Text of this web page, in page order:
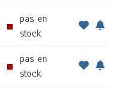
pas en
stock
pas en
stock